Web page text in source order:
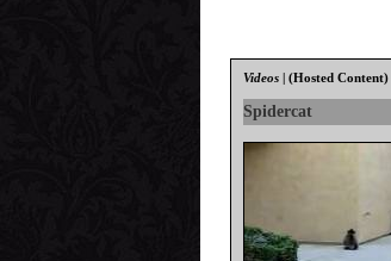
Videos |(Hosted Content)
Spidercat